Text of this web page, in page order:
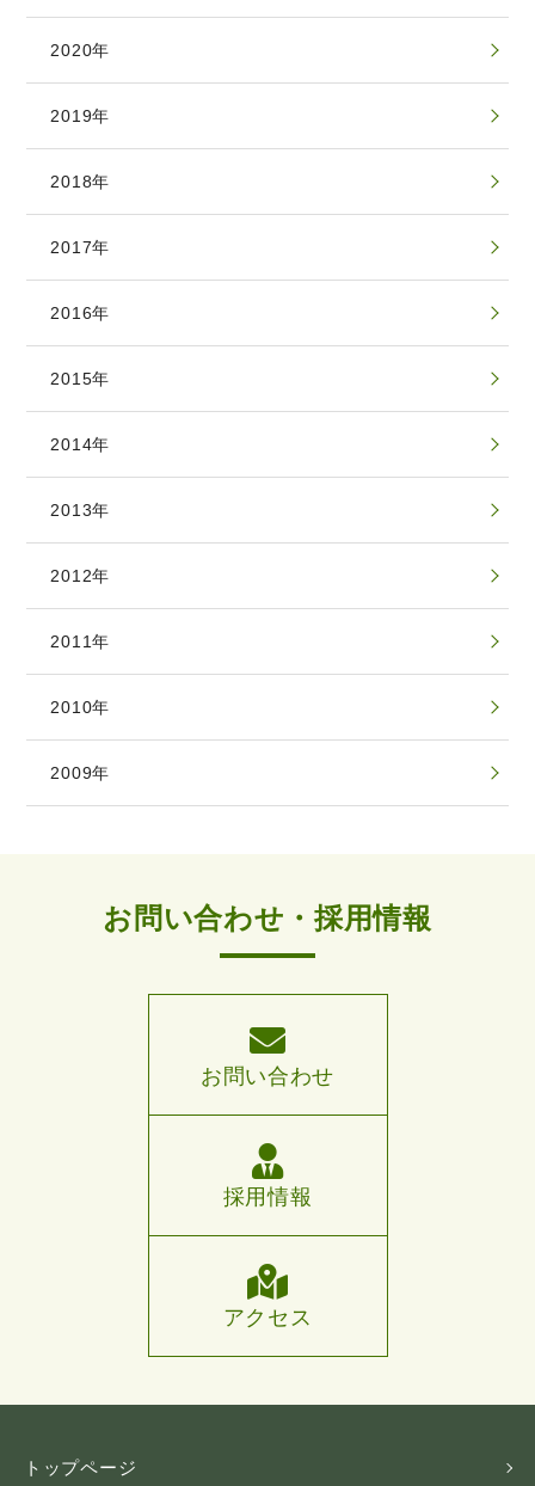
2020年
2019年
2018年
2017年
2016年
2015年
2014年
2013年
2012年
2011年
2010年
2009年
お問い合わせ・採用情報
お問い合わせ
採用情報
アクセス
トップページ